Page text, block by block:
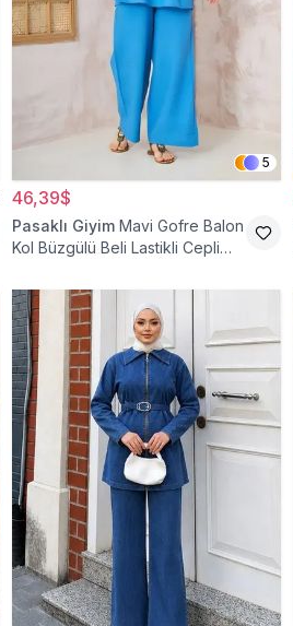
5
46,39$
Pasaklı Giyim Mavi Gofre Balon
Kol Büzgülü Beli Lastikli Cepli